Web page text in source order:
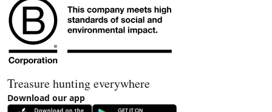
Treasure hunting everywhere
Download our app